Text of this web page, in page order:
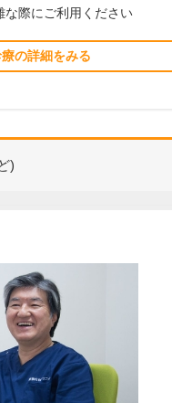
な際にご利用ください
の詳細をみる
)